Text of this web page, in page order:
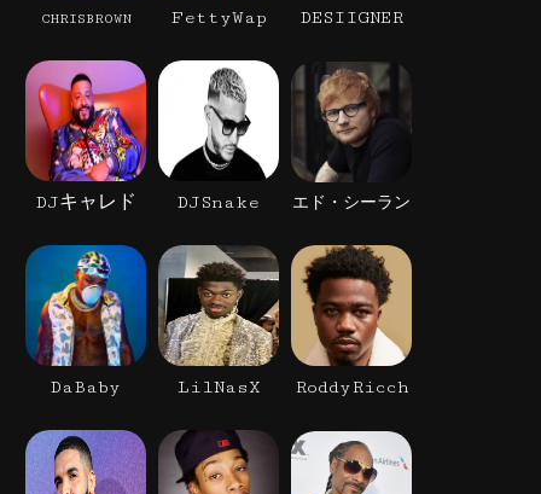
CHRISBROWN FettyWap DESIIGNER
DJキャレド DJSnake エド・シーラン
DaBaby LilNasX RoddyRicch